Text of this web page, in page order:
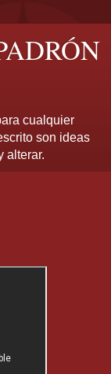
cualquier
son ideas
alterar.